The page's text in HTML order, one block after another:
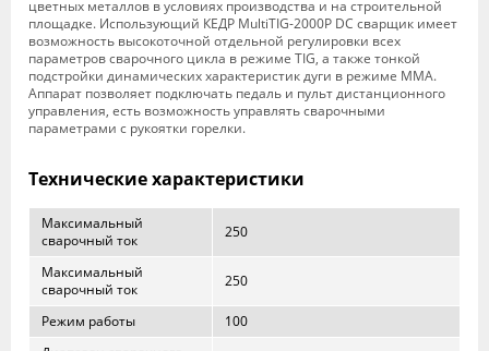
цветных металлов в условиях производства и на строительной
площадке. Использующий КЕДР MultiTIG-2000P DC сварщик имеет
возможность высокоточной отдельной регулировки всех
параметров сварочного цикла в режиме TIG, а также тонкой
подстройки динамических характеристик дуги в режиме ММА.
Аппарат позволяет подключать педаль и пульт дистанционного
управления, есть возможность управлять сварочными
параметрами с рукоятки горелки.
Технические характеристики
Максимальный
сварочный ток
250
Максимальный
сварочный ток
250
Режим работы
100